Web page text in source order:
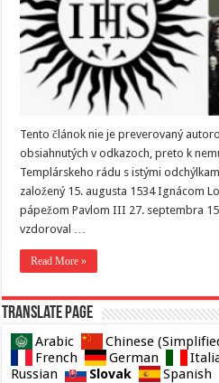
Tento článok nie je preverovaný
obsiahnutých v odkazoch, preto k
Templárskeho rádu s istými
založený 15. augusta 1534 Ignácom
pápežom Pavlom III 27. septembra
vzdoroval …
Read More »
Translate page
Arabic Chinese
French
German
Russian
Slovak Spanish